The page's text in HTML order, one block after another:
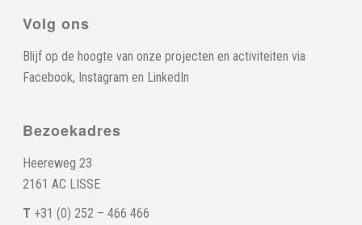
Volg ons
Blijf op de hoogte van onze projecten en activiteiten via
Facebook, Instagram en LinkedIn
Bezoekadres
Heereweg 23
2161 AC LISSE
T +31 (0) 252 – 466 466